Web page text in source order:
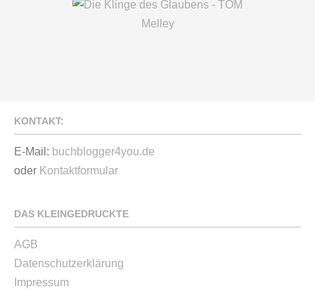
KONTAKT:
E-Mail: buchblogger4you.de
oder Kontaktformular
DAS KLEINGEDRUCKTE
AGB
Datenschutzerklärung
Impressum